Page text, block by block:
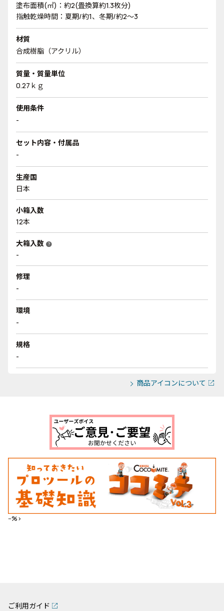
塗布面積(㎡)：約2(畳換算約1.3枚分)
指触乾燥時間：夏期/約1、冬期/約2～3
材質
合成樹脂（アクリル）
質量・質量単位
0.27ｋｇ
使用条件
-
セット内容・付属品
-
生産国
日本
小箱入数
12本
大箱入数 help
-
修理
-
環境
-
規格
-
商品アイコンについて
--%>
ご利用ガイド